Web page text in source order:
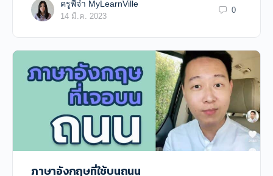
ครูพี่จ๋า MyLearnVille
14 มี.ค. 2023
0
ภาษาอังกฤษที่ใช้บนถนน